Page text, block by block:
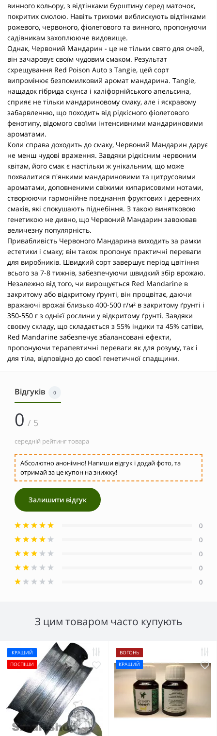
винного кольору, з відтінками бурштину серед маточок,
покритих смолою. Навіть трихоми виблискують відтінками
рожевого, червоного, фіолетового та винного, пропонуючи
садівникам захоплююче видовище.
Однак, Червоний Мандарин - це не тільки свято для очей,
він зачаровує своїм чудовим смаком. Результат
схрещування Red Poison Auto з Tangie, цей сорт
випромінює безпомилковий аромат мандарина. Tangie,
нащадок гібрида скунса і каліфорнійського апельсина,
сприяє не тільки мандариновому смаку, але і яскравому
забарвленню, що походить від рідкісного фіолетового
фенотипу, відомого своїми інтенсивними мандариновими
ароматами.
Коли справа доходить до смаку, Червоний Мандарин дарує
не менш чудові враження. Завдяки рідкісним червоним
квітам, його смак є настільки ж унікальним, що може
похвалитися п'янкими мандариновими та цитрусовими
ароматами, доповненими свіжими кипарисовими нотами,
створюючи гармонійне поєднання фруктових і деревних
смаків, які спокушають піднебіння. З такою винятковою
генетикою не дивно, що Червоний Мандарин завоював
величезну популярність.
Привабливість Червоного Мандарина виходить за рамки
естетики і смаку; він також пропонує практичні переваги
для виробників. Швидкий сорт завершує період цвітіння
всього за 7-8 тижнів, забезпечуючи швидкий збір врожаю.
Незалежно від того, чи вирощується Red Mandarine в
закритому або відкритому ґрунті, він процвітає, даючи
вражаючі врожаї близько 400-500 г/м² в закритому ґрунті і
350-550 г з однієї рослини у відкритому ґрунті. Завдяки
своєму складу, що складається з 55% індики та 45% сатіви,
Red Mandarine забезпечує збалансовані ефекти,
пропонуючи терапевтичні переваги як для розуму, так і
для тіла, відповідно до своєї генетичної спадщини.
Відгуків 0
0 / 5
середній рейтинг товара
Абсолютно анонімно! Напиши відгук і додай фото, та
отримай за це купон на знижку!
Залишити відгук
0
0
0
0
0
З цим товаром часто купують
КРАЩИЙ
ПОСПІШИ
ВОГОНЬ
КРАЩИЙ